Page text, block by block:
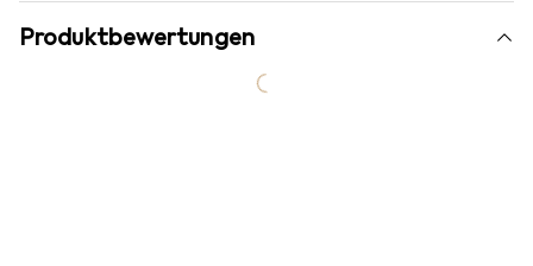
Produktbewertungen